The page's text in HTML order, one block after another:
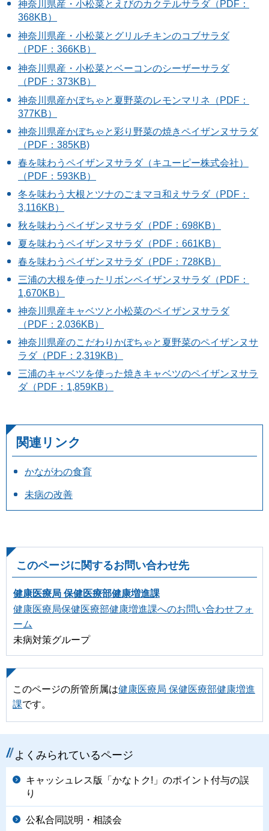
神奈川県産・小松菜とえびのカクテルサラダ（PDF：
368KB）
神奈川県産・小松菜とグリルチキンのコブサラダ
（PDF：366KB）
神奈川県産・小松菜とベーコンのシーザーサラダ
（PDF：373KB）
神奈川県産かぼちゃと夏野菜のレモンマリネ（PDF：
377KB）
神奈川県産かぼちゃと彩り野菜の焼きペイザンヌサラダ
（PDF：385KB)
春を味わうペイザンヌサラダ（キユーピー株式会社）
（PDF：593KB）
冬を味わう大根とツナのごまマヨ和えサラダ（PDF：
3,116KB）
秋を味わうペイザンヌサラダ（PDF：698KB）
夏を味わうペイザンヌサラダ（PDF：661KB）
春を味わうペイザンヌサラダ（PDF：728KB）
三浦の大根を使ったリボンペイザンヌサラダ（PDF：
1,670KB）
神奈川県産キャベツと小松菜のペイザンヌサラダ
（PDF：2,036KB）
神奈川県産のこだわりかぼちゃと夏野菜のペイザンヌサ
ラダ（PDF：2,319KB）
三浦のキャベツを使った焼きキャベツのペイザンヌサラ
ダ（PDF：1,859KB）
関連リンク
かながわの食育
未病の改善
このページに関するお問い合わせ先
健康医療局 保健医療部健康増進課
健康医療局保健医療部健康増進課へのお問い合わせフォ
ーム
未病対策グループ
このページの所管所属は健康医療局 保健医療部健康増進
課です。
よくみられているページ
キャッシュレス版「かなトク!」のポイント付与の誤
り
公私合同説明・相談会